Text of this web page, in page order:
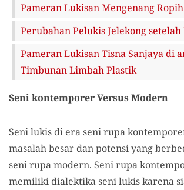
Pameran Lukisan Mengenang Ropih
Perubahan Pelukis Jelekong
Pameran Lukisan Tisna Sanjaya di
Timbunan Limbah Plastik
Seni kontemporer Versus Modern
Seni lukis di era seni rupa
masalah besar dan potensi yang
seni rupa modern. Seni rupa
memiliki dialektika seni lukis karena